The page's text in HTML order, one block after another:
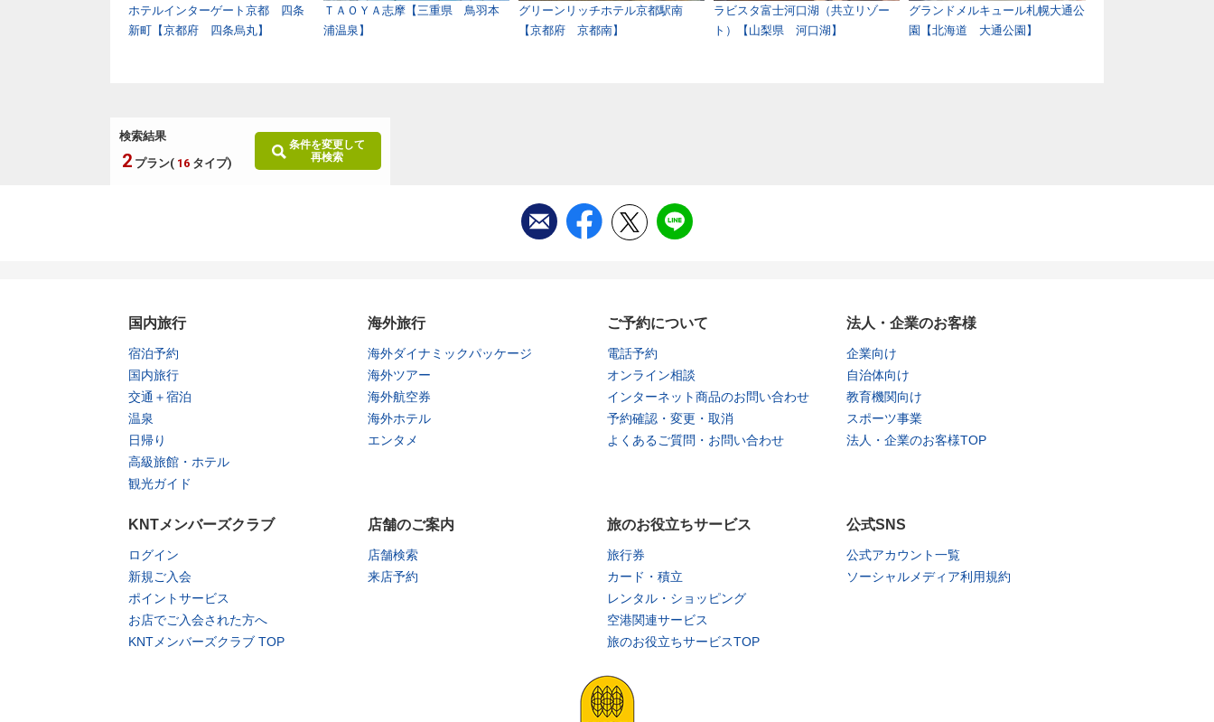
検索結果
2 プラン( 16 タイプ)
条件を変更して
再検索
ホテルインターゲート京都 四条
新町【京都府 四条烏丸】
ＴＡＯＹＡ志摩【三重県 鳥羽本
浦温泉】
グリーンリッチホテル京都駅南
【京都府 京都南】
ラビスタ富士河口湖（共立リゾー
ト）【山梨県 河口湖】
グランドメルキュール札幌大通公
園【北海道 大通公園】
国内旅行
宿泊予約
国内旅行
交通＋宿泊
温泉
日帰り
高級旅館・ホテル
観光ガイド
海外旅行
海外ダイナミックパッケージ
海外ツアー
海外航空券
海外ホテル
エンタメ
ご予約について
電話予約
オンライン相談
インターネット商品のお問い合わせ
予約確認・変更・取消
よくあるご質問・お問い合わせ
法人・企業のお客様
企業向け
自治体向け
教育機関向け
スポーツ事業
法人・企業のお客様TOP
KNTメンバーズクラブ
ログイン
新規ご入会
ポイントサービス
お店でご入会された方へ
KNTメンバーズクラブ TOP
店舗のご案内
店舗検索
来店予約
旅のお役立ちサービス
旅行券
カード・積立
レンタル・ショッピング
空港関連サービス
旅のお役立ちサービスTOP
公式SNS
公式アカウント一覧
ソーシャルメディア利用規約